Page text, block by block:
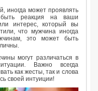
иногда может проявлять
реакция на ваши
интерес, который вы
что мужчина иногда
это может быть
могут различаться в
Важно всегда
как жесты, так и слова
своей интуиции!